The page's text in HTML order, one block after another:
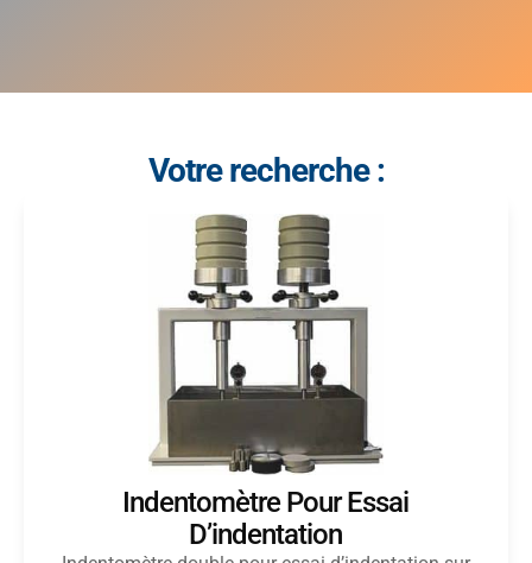
Votre recherche :
Indentomètre Pour Essai
D’indentation